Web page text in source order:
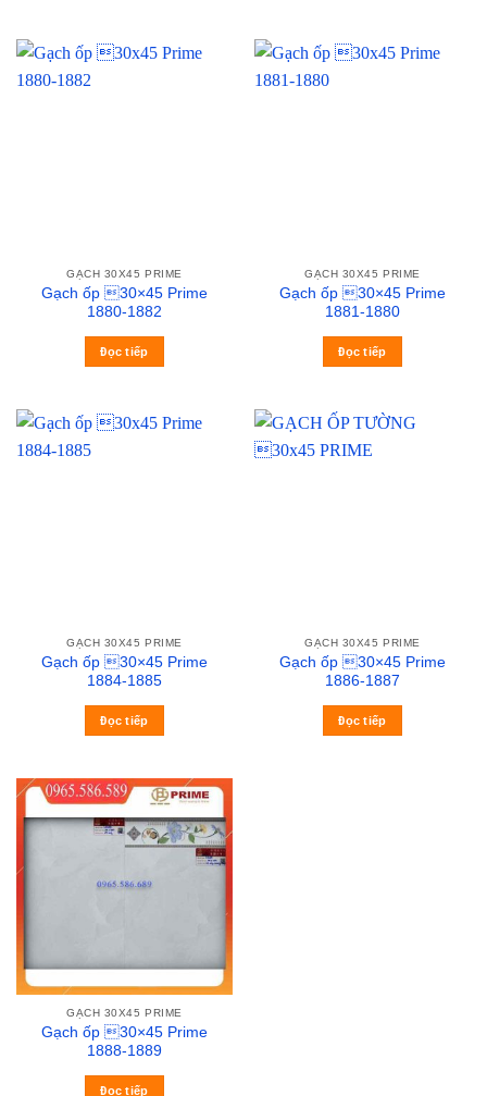
GẠCH 30X45 PRIME
Gạch ốp 30×45 Prime
1880-1882
Đọc tiếp
GẠCH 30X45 PRIME
Gạch ốp 30×45 Prime
1881-1880
Đọc tiếp
GẠCH 30X45 PRIME
Gạch ốp 30×45 Prime
1884-1885
Đọc tiếp
GẠCH 30X45 PRIME
Gạch ốp 30×45 Prime
1886-1887
Đọc tiếp
GẠCH 30X45 PRIME
Gạch ốp 30×45 Prime
1888-1889
Đọc tiếp